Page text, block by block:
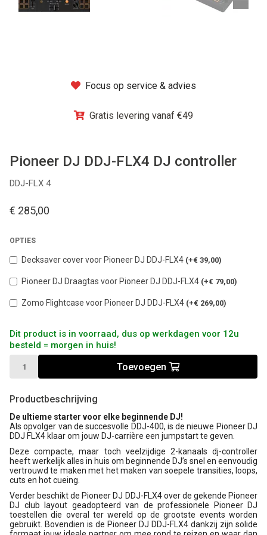
Focus op service & advies
Gratis levering vanaf €49
Pioneer DJ DDJ-FLX4 DJ controller
DDJ-FLX 4
€ 285,00
OPTIES
Decksaver cover voor Pioneer DJ DDJ-FLX4 (+€ 39,00)
Pioneer DJ Draagtas voor Pioneer DJ DDJ-FLX4 (+€ 79,00)
Zomo Flightcase voor Pioneer DJ DDJ-FLX4 (+€ 269,00)
Dit product is in voorraad, dus op werkdagen voor 12u
besteld = morgen in huis!
Toevoegen
Productbeschrijving
De ultieme starter voor elke beginnende DJ!
Als opvolger van de succesvolle DDJ-400, is de nieuwe Pioneer DJ
DDJ FLX4 klaar om jouw DJ-carrière een jumpstart te geven.
Deze compacte, maar toch veelzijdige 2-kanaals dj-controller
heeft werkelijk alles in huis om beginnende DJ’s snel en eenvoudig
vertrouwd te maken met het maken van soepele transities, loops,
cuts en hot cueing.
Verder beschikt de Pioneer DJ DDJ-FLX4 over de gekende Pioneer
DJ club layout geadopteerd van de professionele Pioneer DJ
toestellen die overal ter wereld op de grootste events worden
gebruikt. Bovendien is de Pioneer DJ DDJ-FLX4 dankzij zijn solide